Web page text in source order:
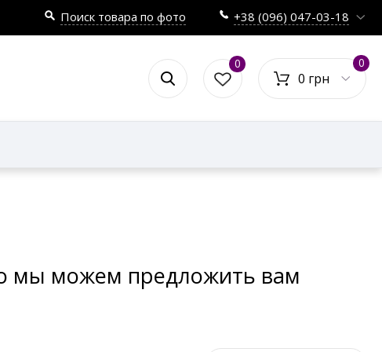
Поиск товара по фото +38 (096) 047-03-18
0
0 грн
0
мы можем предложить вам